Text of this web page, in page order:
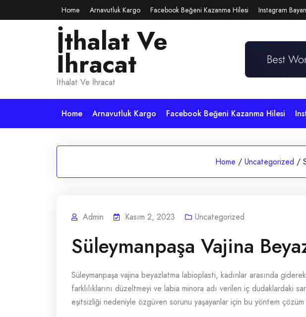
to
Home Arnavutluk Kargo Facebook Beğeni Kazanma Hilesi Instagram
İthalat Ve
İhracat
İthalat Ve İhracat
Home Arnavutluk Kargo Facebook Beğeni Kazanma Hilesi
Home / Uncategorized /
Admin Kasım 2, 2023 Uncategorized
Süleymanpaşa Vajina
Süleymanpaşa vajina beyazlatma labioplasti, kadınlar arasında
farklılıklarını düzeltmeyi ve labia minora adı verilen iç dudaklardaki
eşitsizliği nedeniyle özgüven sorunu yaşayanlar için bu yöntem çözüm